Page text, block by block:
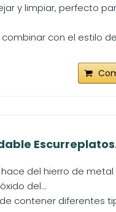
y limpiar, perfecto
con el estilo
del hierro de
del...
contener diferentes